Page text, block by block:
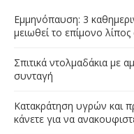
Εμμηνόπαυση: 3
μειωθεί το επίμονο λίπος
Σπιτικά ντολμαδάκια με
συνταγή
Κατακράτηση υγρών και
κάνετε για να